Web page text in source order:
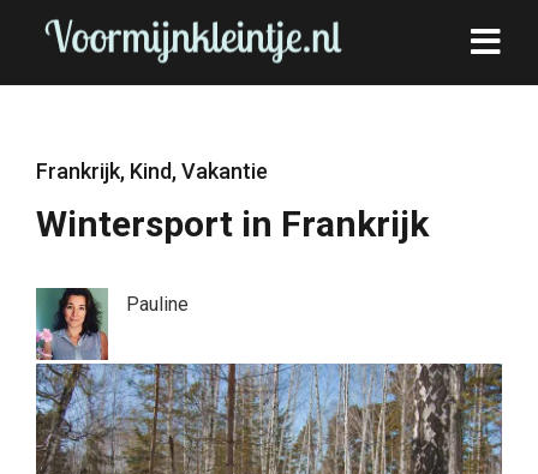
Frankrijk, Kind,Vakantie
Wintersport in Frankrijk
Pauline